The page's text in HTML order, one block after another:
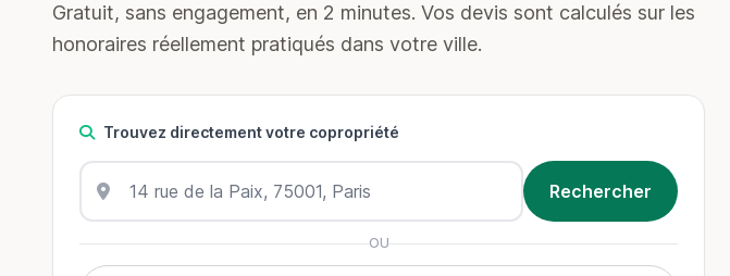
Gratuit, sans engagement, en 2 minutes. Vos devis sont calculés sur les
honoraires réellement pratiqués dans votre ville.
Trouvez directement votre copropriété
OU